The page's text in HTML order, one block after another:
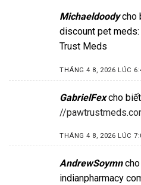
Michaeldoody cho
discount pet meds:
Trust Meds
THÁNG 4 8, 2026 LÚC
GabrielFex cho
//
THÁNG 4 8, 2026 LÚC
AndrewSoymn
indianpharmacy